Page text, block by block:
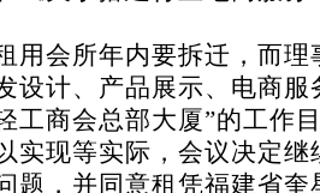
用会所年内要拆迁，而理
设计、产品展示、电商服
工商会总部大厦”的工作
实现等实际，会议决定
题，并同意租凭福建省奎